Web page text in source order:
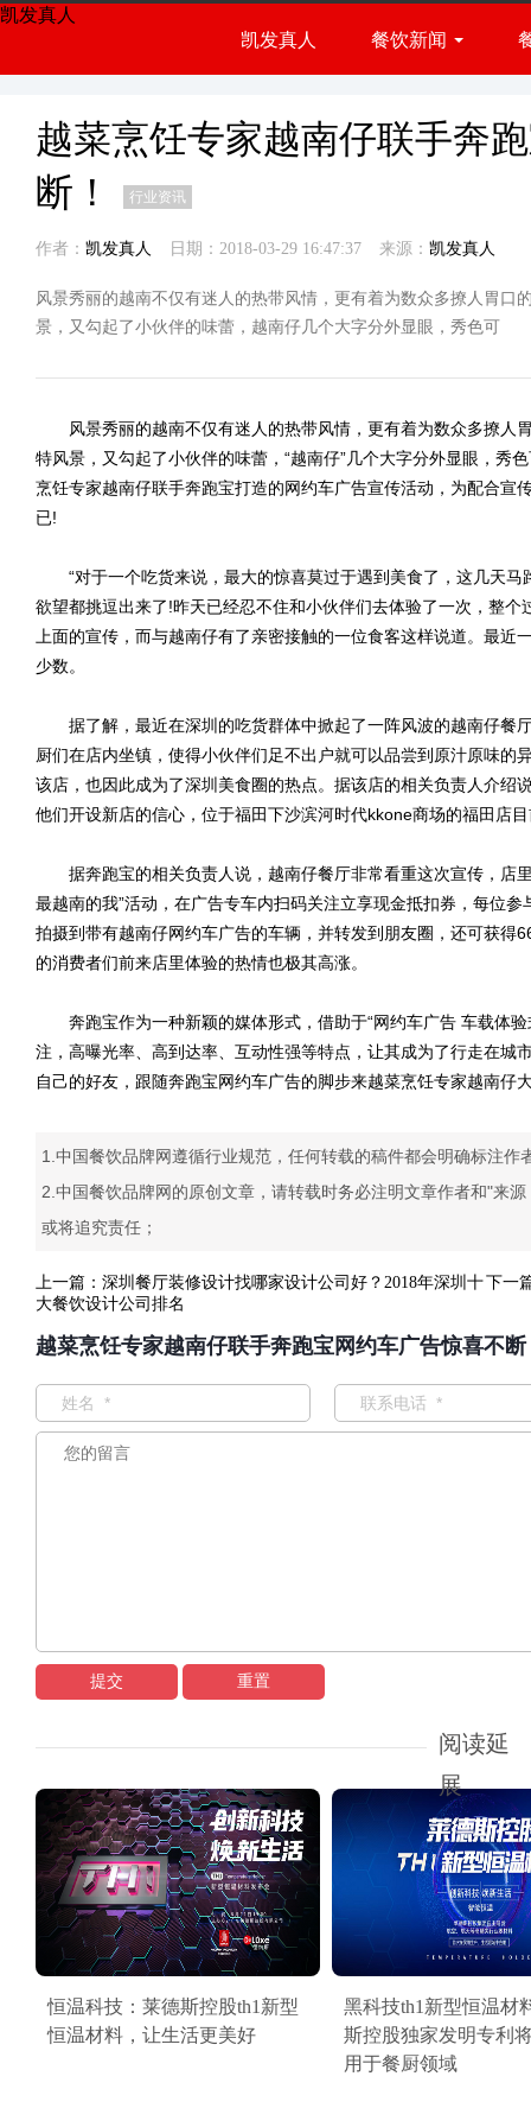
凯发真人
凯发真人
餐饮新闻
行业资讯
越菜烹饪专家越南仔联手奔
断！
行业资讯
作者： 凯发真人 日期：2018-03-29 16:47:37 来源： 凯发真人
风景秀丽的越南不仅有迷人的热带风情，更有着为数众多撩人胃口
景，又勾起了小伙伴的味蕾，越南仔几个大字分外显眼，秀色可
风景秀丽的越南不仅有迷人的热带风情，更有着为数众多撩人
特风景，又勾起了小伙伴的味蕾，“越南仔”几个大字分外显眼，秀
烹饪专家越南仔联手奔跑宝打造的网约车广告宣传活动，为配合宣
已!
“对于一个吃货来说，最大的惊喜莫过于遇到美食了，这几天马
欲望都挑逗出来了!昨天已经忍不住和小伙伴们去体验了一次，整
上面的宣传，而与越南仔有了亲密接触的一位食客这样说道。最
少数。
据了解，最近在深圳的吃货群体中掀起了一阵风波的越南仔餐
厨们在店内坐镇，使得小伙伴们足不出户就可以品尝到原汁原味
该店，也因此成为了深圳美食圈的热点。据该店的相关负责人介绍
他们开设新店的信心，位于福田下沙滨河时代kkone商场的福田店
据奔跑宝的相关负责人说，越南仔餐厅非常看重这次宣传，店
最越南的我”活动，在广告专车内扫码关注立享现金抵扣券，每位
拍摄到带有越南仔网约车广告的车辆，并转发到朋友圈，还可获得
的消费者们前来店里体验的热情也极其高涨。
奔跑宝作为一种新颖的媒体形式，借助于“网约车广告 车载体验
注，高曝光率、高到达率、互动性强等特点，让其成为了行走在城
自己的好友，跟随奔跑宝网约车广告的脚步来越菜烹饪专家越南仔
1.中国餐饮品牌网遵循行业规范，任何转载的稿件都会明确标注作
2.中国餐饮品牌网的原创文章，请转载时务必注明文章作者和"来
或将追究责任；
上一篇： 深圳餐厅装修设计找哪家设计公司好？2018年深圳十
大餐饮设计公司排名
下一
越菜烹饪专家越南仔联手奔跑宝网约车广告惊喜不
提交 重置
阅读延
展
恒温科技：莱德斯控股th1新型
恒温材料，让生活更美好
黑科技th1新型恒温材
斯控股独家发明专利
用于餐厨领域